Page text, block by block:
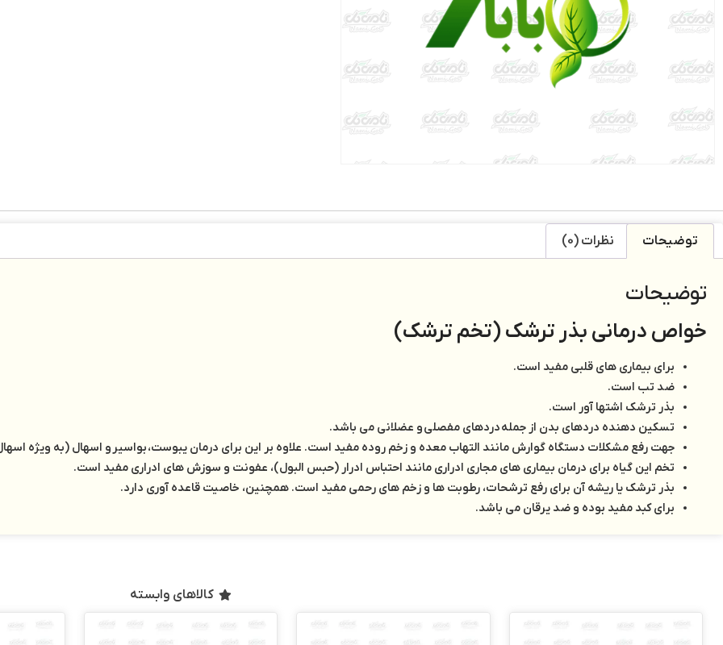
توضیحات نظرات (0)
توضیحات
خواص درمانی بذر ترشک (تخم ترشک)
برای بیماری های قلبی مفید است.
ضد تب است.
بذر ترشک اشتها آور است.
تسکین دهنده دردهای بدن از جمله دردهای مفصلی و عضلانی می باشد.
جهت رفع مشکلات دستگاه گوارش مانند التهاب معده و زخم روده مفید است. علاوه بر این برای درمان یبوست، بواسیر و اسهال (به ویژه
تخم این گیاه برای درمان بیماری های مجاری ادراری مانند احتباس ادرار (حبس البول)، عفونت و سوزش های ادراری مفید است.
بذر ترشک یا ریشه آن برای رفع ترشحات، رطوبت ها و زخم های رحمی مفید است. همچنین، خاصیت قاعده آوری دارد.
برای کبد مفید بوده و ضد یرقان می باشد.
کالاهای وابسته